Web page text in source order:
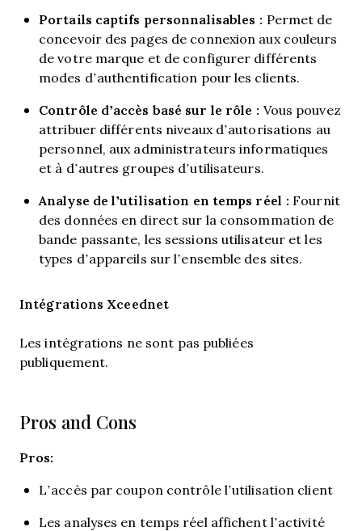
Portails captifs personnalisables : Permet de
concevoir des pages de connexion aux couleurs
de votre marque et de configurer différents
modes d’authentification pour les clients.
Contrôle d’accès basé sur le rôle : Vous pouvez
attribuer différents niveaux d’autorisations au
personnel, aux administrateurs informatiques
et à d’autres groupes d’utilisateurs.
Analyse de l’utilisation en temps réel : Fournit
des données en direct sur la consommation de
bande passante, les sessions utilisateur et les
types d’appareils sur l’ensemble des sites.
Intégrations Xceednet
Les intégrations ne sont pas publiées
publiquement.
Pros and Cons
Pros:
L’accès par coupon contrôle l’utilisation client
Les analyses en temps réel affichent l’activité